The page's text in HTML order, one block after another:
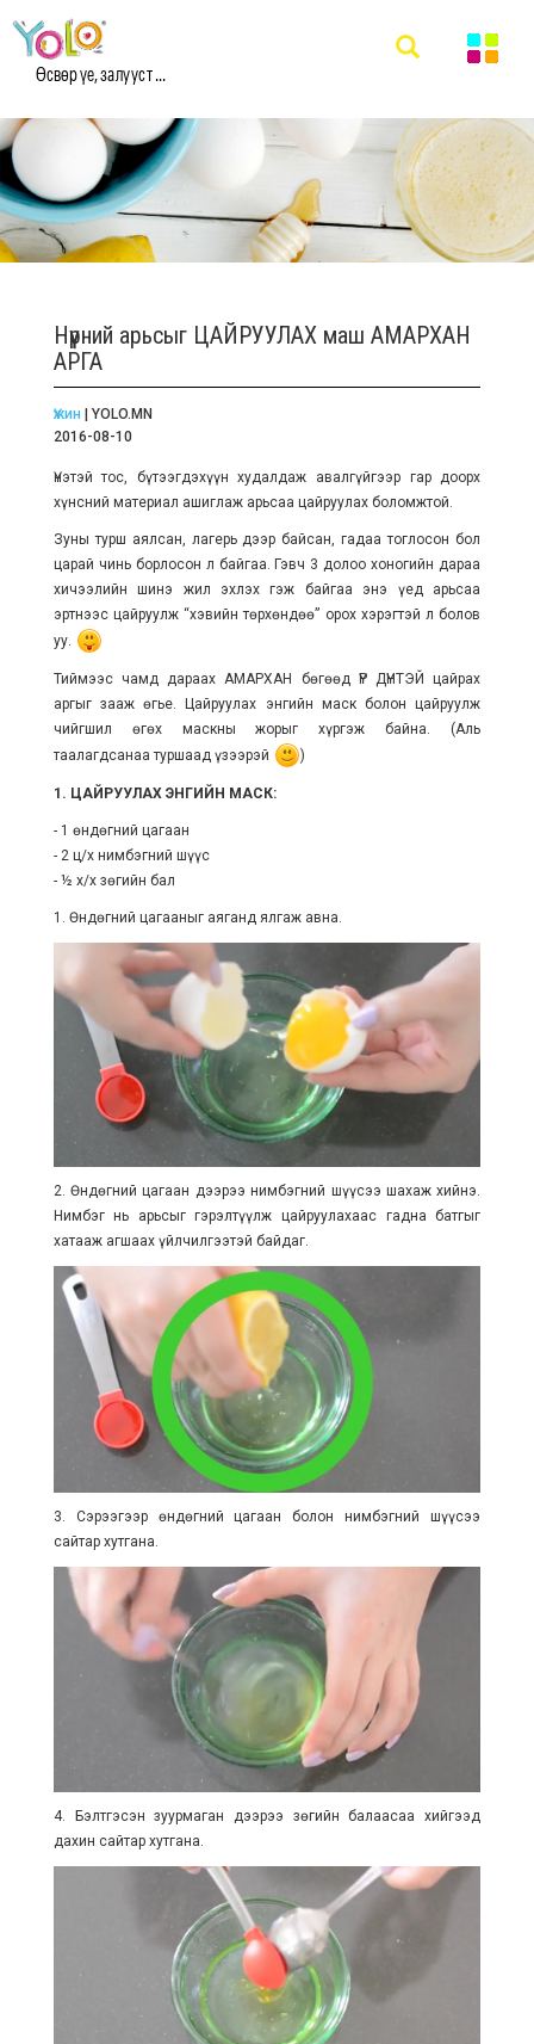
Өсвөр үе, залууст ...
Нүүрний арьсыг ЦАЙРУУЛАХ маш АМАРХАН
АРГА
Үжин | YOLO.MN
2016-08-10
Үнэтэй тос, бүтээгдэхүүн худалдаж авалгүйгээр гар доорх
хүнсний материал ашиглаж арьсаа цайруулах боломжтой.
Зуны турш аялсан, лагерь дээр байсан, гадаа тоглосон бол
царай чинь борлосон л байгаа. Гэвч 3 долоо хоногийн дараа
хичээлийн шинэ жил эхлэх гэж байгаа энэ үед арьсаа
эртнээс цайруулж “хэвийн төрхөндөө” орох хэрэгтэй л болов
уу.
Тиймээс чамд дараах АМАРХАН бөгөөд ҮР ДҮНТЭЙ цайрах
аргыг зааж өгье. Цайруулах энгийн маск болон цайруулж
чийгшил өгөх маскны жорыг хүргэж байна. (Аль
таалагдсанаа туршаад үзээрэй
)
1. ЦАЙРУУЛАХ ЭНГИЙН МАСК:
- 1 өндөгний цагаан
- 2 ц/х нимбэгний шүүс
- ½ х/х зөгийн бал
1. Өндөгний цагааныг аяганд ялгаж авна.
2. Өндөгний цагаан дээрээ нимбэгний шүүсээ шахаж хийнэ.
Нимбэг нь арьсыг гэрэлтүүлж цайруулахаас гадна батгыг
хатааж агшаах үйлчилгээтэй байдаг.
3. Сэрээгээр өндөгний цагаан болон нимбэгний шүүсээ
сайтар хутгана.
4. Бэлтгэсэн зуурмаган дээрээ зөгийн балаасаа хийгээд
дахин сайтар хутгана.